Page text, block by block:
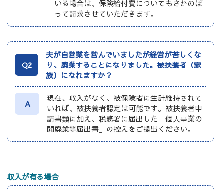
いる場合は、保険給付費についてもさかのぼ
って請求させていただきます。
Q2
夫が自営業を営んでいましたが経営が苦しくな
り、廃業することになりました。被扶養者（家
族）になれますか？
A
現在、収入がなく、被保険者に生計維持されて
いれば、被扶養者認定は可能です。被扶養者申
請書類に加え、税務署に届出した「個人事業の
開廃業等届出書」の控えをご提出ください。
収入が有る場合